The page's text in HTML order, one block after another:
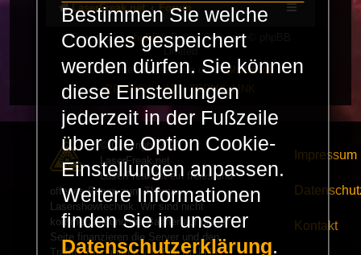
LaserFreak.net Forum
Powered byphpBB® Forum Software © phpBB
Limited
Deutsche Übersetzung durchphpBB.de
PRIVACY_LINK | TERMS_LINK
© Copyright 2025 -
LaserFreak.net
LaserFreak ist ein freies und
offenes Forum zum Thema
Lasershowtechnik. Wir sind nicht
kommerziell und die Banner auf dieser
Seite finanzieren die Server und den
Traffic. Einnahmen von Fan Artikeln
Impressum
Kontakt
Bestimmen Sie welche
Cookies gespeichert
werden dürfen. Sie können
diese Einstellungen
jederzeit in der Fußzeile
über die Option Cookie-
Einstellungen anpassen.
Weitere Informationen
finden Sie in unserer
Datenschutzerklärung.